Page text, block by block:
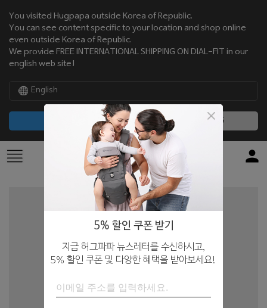
You visited Hugpapa outside Korea of Republic.
You can see content specific to your location and shop online
even outside Korea of Republic.
We provide FREE INTERNATIONAL SHIPPING ON DIAL-FIT in our
english web site!
English
NO, THANKS
5% 할인 쿠폰 받기
지금 허그파파 뉴스레터를 수신하시고,
5% 할인 쿠폰 및 다양한 혜택을 받아보세요!